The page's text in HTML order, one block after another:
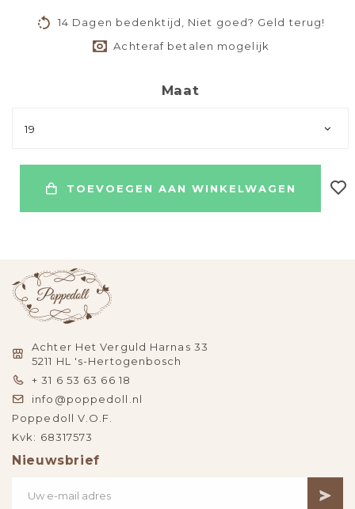
14 Dagen bedenktijd, Niet goed? Geld terug!
Achteraf betalen mogelijk
Maat
19
TOEVOEGEN AAN WINKELWAGEN
Achter Het Verguld Harnas 33
5211 HL 's-Hertogenbosch
+ 31 6 53 63 66 18
info@poppedoll.nl
Poppedoll V.O.F.
Kvk: 68317573
Nieuwsbrief